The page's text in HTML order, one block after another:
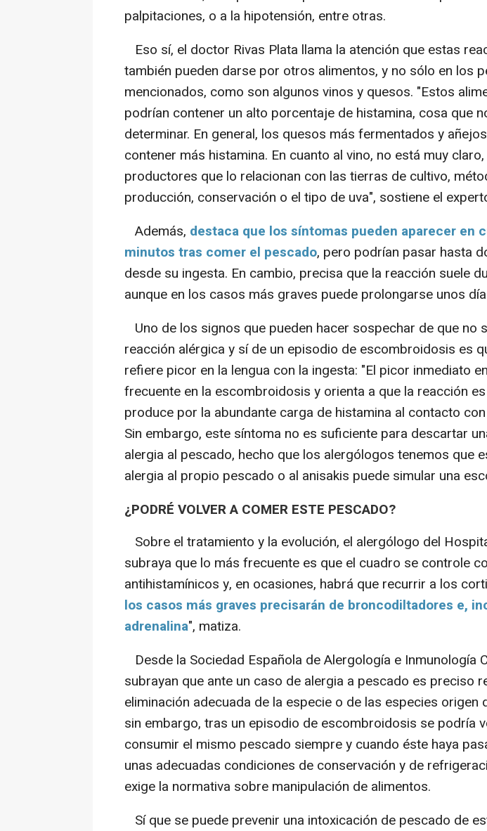
palpitaciones, o a la hipotensión, entre otras.
Eso sí, el doctor Rivas Plata llama la atención que estas
también pueden darse por otros alimentos, y no sólo en los
mencionados, como son algunos vinos y quesos. "Estos
podrían contener un alto porcentaje de histamina, cosa que
determinar. En general, los quesos más fermentados y
contener más histamina. En cuanto al vino, no está muy
productores que lo relacionan con las tierras de cultivo,
producción, conservación o el tipo de uva", sostiene el
Además, destaca que los síntomas pueden aparecer en
minutos tras comer el pescado, pero podrían pasar hasta
desde su ingesta. En cambio, precisa que la reacción suele
aunque en los casos más graves puede prolongarse unos
Uno de los signos que pueden hacer sospechar de que no
reacción alérgica y sí de un episodio de escombroidosis es
refiere picor en la lengua con la ingesta: "El picor inmediato
frecuente en la escombroidosis y orienta a que la reacción
produce por la abundante carga de histamina al contacto
Sin embargo, este síntoma no es suficiente para descartar
alergia al pescado, hecho que los alergólogos tenemos que
alergia al propio pescado o al anisakis puede simular una
¿PODRÉ VOLVER A COMER ESTE PESCADO?
Sobre el tratamiento y la evolución, el alergólogo del
subraya que lo más frecuente es que el cuadro se controle
antihistamínicos y, en ocasiones, habrá que recurrir a los
los casos más graves precisarán de broncodiltadores e,
adrenalina", matiza.
Desde la Sociedad Española de Alergología e Inmunología
subrayan que ante un caso de alergia a pescado es preciso
eliminación adecuada de la especie o de las especies origen
sin embargo, tras un episodio de escombroidosis se podría
consumir el mismo pescado siempre y cuando éste haya
unas adecuadas condiciones de conservación y de
exige la normativa sobre manipulación de alimentos.
Sí que se puede prevenir una intoxicación de pescado de